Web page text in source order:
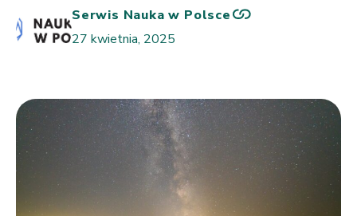
Serwis Nauka w Polsce
27 kwietnia, 2025